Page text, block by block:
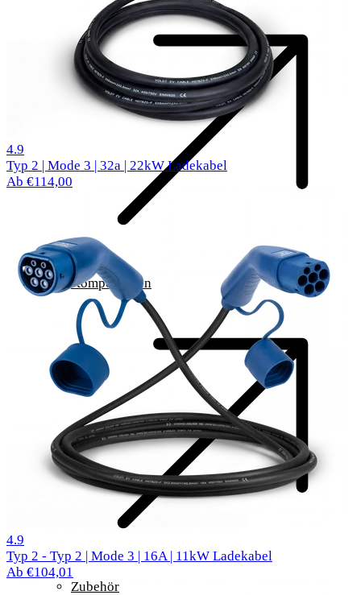
Komponenten
Zubehör
4.9
Typ 2 | Mode 3 | 32a | 22kW Ladekabel
Ab €114,00
4.9
Typ 2 - Typ 2 | Mode 3 | 16A | 11kW Ladekabel
Ab €104,01